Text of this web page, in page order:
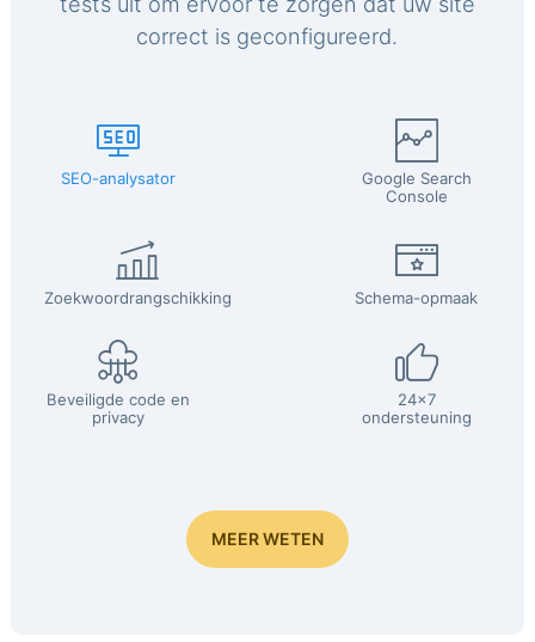
correct is geconfigureerd.
SEO-analysator
Google Search
Console
Zoekwoordrangschikking Schema-opmaak
Beveiligde code en
privacy
24x7
ondersteuning
MEER WETEN